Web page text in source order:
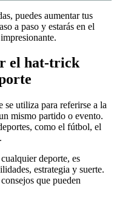
puedes aumentar tus
a paso y estarás en el
el hat-trick
se utiliza para referirse a la
mismo partido o evento.
como el fútbol, el
deporte, es
estrategia y suerte.
que pueden